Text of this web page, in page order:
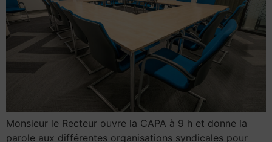
Monsieur le Recteur ouvre la CAPA à 9 h et donne la
parole aux différentes organisations syndicales pour